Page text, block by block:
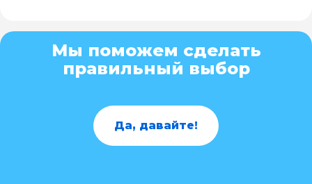
Мы поможем сделать
правильный выбор
Да, давайте!